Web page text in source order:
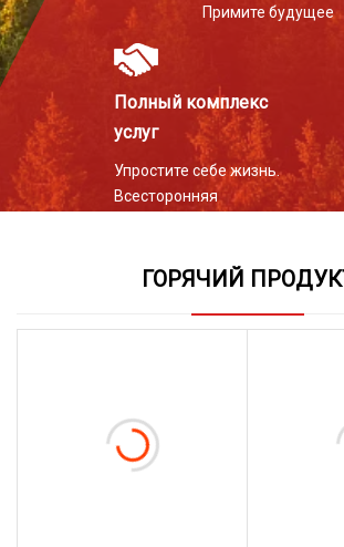
Примите будущее
Полный комплекс
услуг
Упростите себе жизнь.
Всесторонняя
качество.
ГОРЯЧИЙ